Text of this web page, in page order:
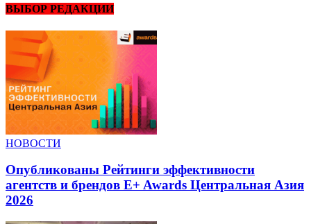
ВЫБОР РЕДАКЦИИ
НОВОСТИ
Опубликованы Рейтинги эффективности
агентств и брендов E+ Awards Центральная Азия
2026